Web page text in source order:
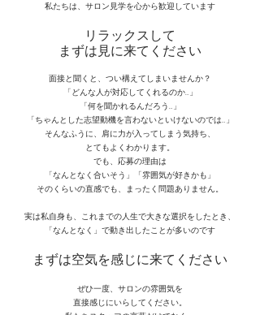
私たちは、サロン見学を心から歓迎しています
リラックスして
まずは見に来てください
面接と聞くと、つい構えてしまいませんか？
「どんな人が対応してくれるのか…」
「何を聞かれるんだろう…」
「ちゃんとした志望動機を言わないといけないのでは…」
そんなふうに、肩に力が入ってしまう気持ち、
とてもよくわかります。
でも、応募の理由は
「なんとなく合いそう」「雰囲気が好きかも」
そのくらいの直感でも、まったく問題ありません。
実は私自身も、これまでの人生で大きな選択をしたとき、
「なんとなく」で動き出したことが多いのです
まずは空気を感じに来てください
ぜひ一度、サロンの雰囲気を
直接感じにいらしてください。